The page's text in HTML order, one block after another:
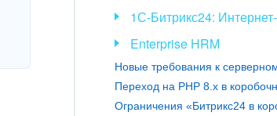
1С-Битрикс24:
Enterprise HRM
Переход на PHP 8.х в